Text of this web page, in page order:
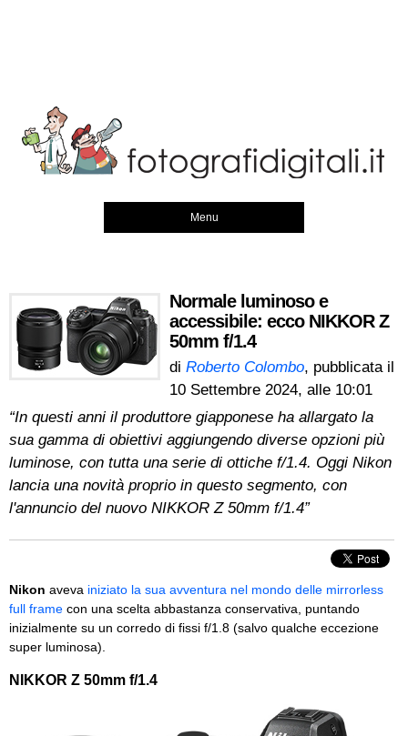
Menu
Normale luminoso e
accessibile: ecco NIKKOR Z
50mm f/1.4
di Roberto Colombo, pubblicata il
10 Settembre 2024, alle 10:01
“In questi anni il produttore giapponese ha allargato la
sua gamma di obiettivi aggiungendo diverse opzioni più
luminose, con tutta una serie di ottiche f/1.4. Oggi Nikon
lancia una novità proprio in questo segmento, con
l'annuncio del nuovo NIKKOR Z 50mm f/1.4”
Nikon aveva iniziato la sua avventura nel mondo delle mirrorless
full frame con una scelta abbastanza conservativa, puntando
inizialmente su un corredo di fissi f/1.8 (salvo qualche eccezione
super luminosa).
NIKKOR Z 50mm f/1.4